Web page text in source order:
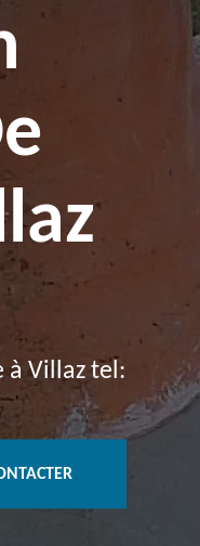
à Villaz tel: